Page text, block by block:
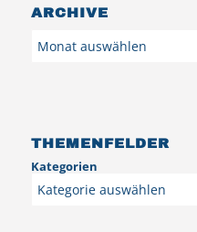
ARCHIVE
THEMENFELDER
Kategorien